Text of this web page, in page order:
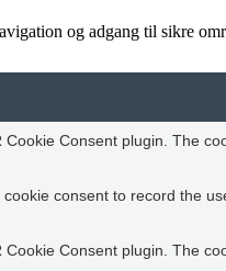
og adgang til sikre
Cookie Consent plugin. The
consent to record the
Cookie Consent plugin. The